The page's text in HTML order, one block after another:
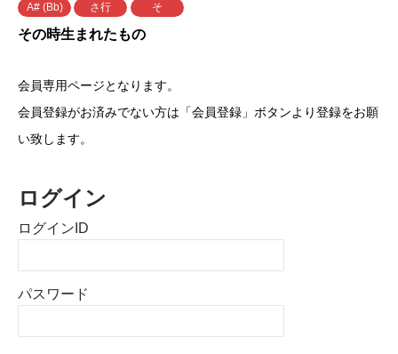
A# (Bb) さ行 そ
その時生まれたもの
会員専用ページとなります。
会員登録がお済みでない方は「会員登録」ボタンより登録をお願
い致します。
ログイン
ログインID
パスワード